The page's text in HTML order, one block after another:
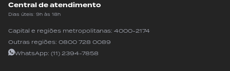
Central de atendimento
Dias úteis: 9h às 18h
Capital e regiões metropolitanas: 4000-2174
Outras regiões: 0800 728 0089
WhatsApp: (11) 2394-7858